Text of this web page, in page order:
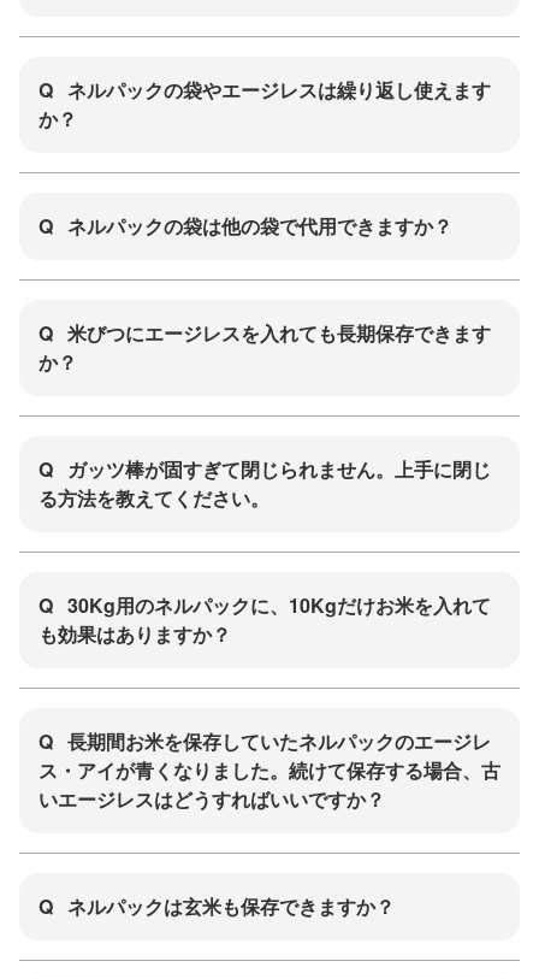
Q ネルパックの袋やエージレスは繰り返し使えます
か？
Q ネルパックの袋は他の袋で代用できますか？
Q 米びつにエージレスを入れても長期保存できます
か？
Q ガッツ棒が固すぎて閉じられません。上手に閉じ
る方法を教えてください。
Q 30Kg用のネルパックに、10Kgだけお米を入れて
も効果はありますか？
Q 長期間お米を保存していたネルパックのエージレ
ス・アイが青くなりました。続けて保存する場合、古
いエージレスはどうすればいいですか？
Q ネルパックは玄米も保存できますか？